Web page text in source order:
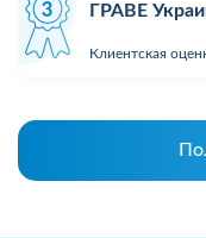
ГРАВЕ
Клиентская